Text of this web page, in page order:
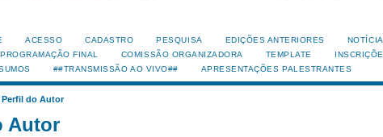
ACESSO CADASTRO PESQUISA EDIÇÕES ANTERIORES
PROGRAMAÇÃO FINAL COMISSÃO ORGANIZADORA TEMPLATE
##TRANSMISSÃO AO VIVO## APRESENTAÇÕES PALESTRANTES
Perfil do Autor
Autor